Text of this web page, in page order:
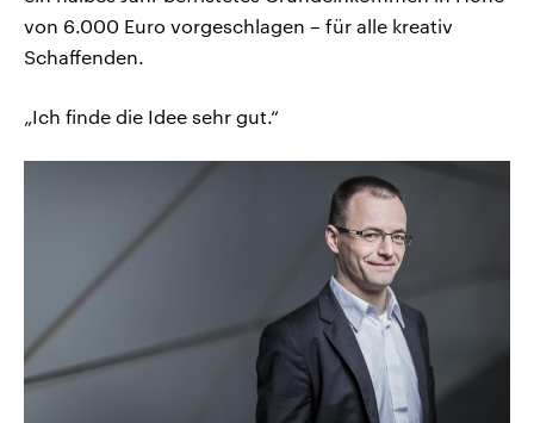
von 6.000 Euro vorgeschlagen – für alle kreativ
Schaffenden.
„Ich finde die Idee sehr gut.“